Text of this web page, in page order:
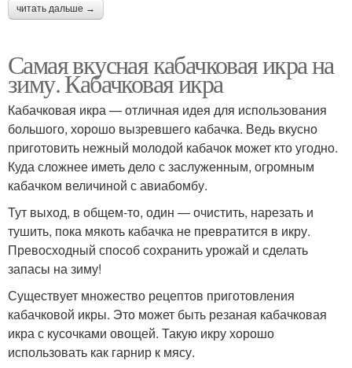
читать дальше →
Самая вкусная кабачковая икра на
зиму. Кабачковая икра
Кабачковая икра — отличная идея для использования
большого, хорошо вызревшего кабачка. Ведь вкусно
приготовить нежный молодой кабачок может кто угодно.
Куда сложнее иметь дело с заслуженным, огромным
кабачком величиной с авиабомбу.
Тут выход, в общем-то, один — очистить, нарезать и
тушить, пока мякоть кабачка не превратится в икру.
Превосходный способ сохранить урожай и сделать
запасы на зиму!
Существует множество рецептов приготовления
кабачковой икры. Это может быть резаная кабачковая
икра с кусочками овощей. Такую икру хорошо
использовать как гарнир к мясу.